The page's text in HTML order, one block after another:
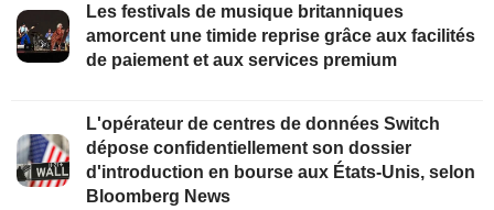
Les festivals de musique britanniques
amorcent une timide reprise grâce aux facilités
de paiement et aux services premium
L'opérateur de centres de données Switch
dépose confidentiellement son dossier
d'introduction en bourse aux États-Unis, selon
Bloomberg News